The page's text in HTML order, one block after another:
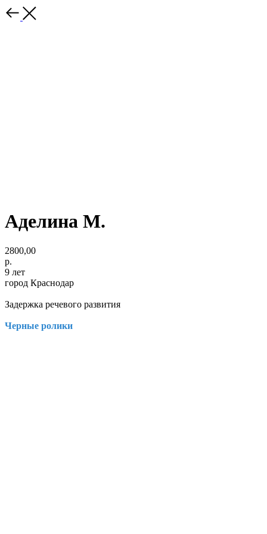
Аделина М.
2800,00
р.
9 лет
город Краснодар
Задержка речевого развития
Черные ролики